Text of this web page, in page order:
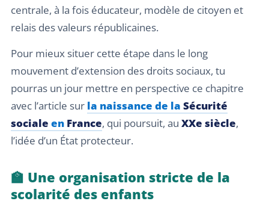
centrale, à la fois éducateur, modèle de citoyen et
relais des valeurs républicaines.
Pour mieux situer cette étape dans le long
mouvement d’extension des droits sociaux, tu
pourras un jour mettre en perspective ce chapitre
avec l’article sur la naissance de la Sécurité
sociale en France, qui poursuit, au XXe siècle,
l’idée d’un État protecteur.
🏫 Une organisation stricte de la
scolarité des enfants